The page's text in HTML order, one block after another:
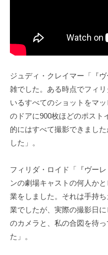
ジュディ・クレイマー「『
雑でした。ある時点でフィ
いるすべてのショットをマ
のドアに900枚ほどのポスト
的にはすべて撮影できまし
した」。
フィリダ・ロイド「『ヴー
ンの劇場キャストの何人か
業をしました。それは手持
業でしたが、実際の撮影日
のカメラと、私の合図を待
た」。